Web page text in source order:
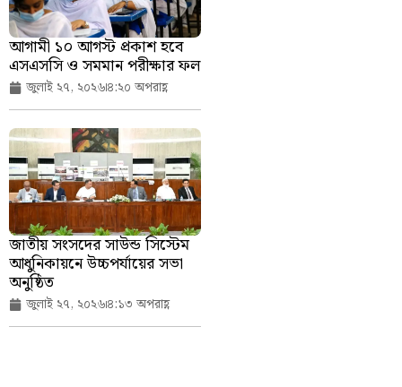
আগামী ১০ আগস্ট প্রকাশ হবে
এসএসসি ও সমমান পরীক্ষার ফল
জুলাই ২৭, ২০২৬৪:২০ অপরাহ্ণ
জাতীয় সংসদের সাউন্ড সিস্টেম
আধুনিকায়নে উচ্চপর্যায়ের সভা
অনুষ্ঠিত
জুলাই ২৭, ২০২৬৪:১৩ অপরাহ্ণ